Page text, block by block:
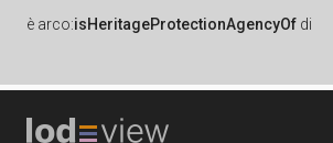
è arco:isHeritageProtectionAgencyOf di